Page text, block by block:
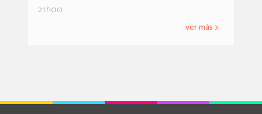
21h00
ver más >